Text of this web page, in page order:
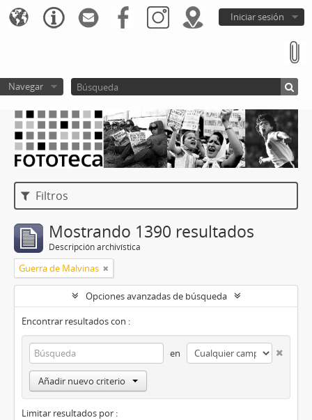
Iniciar sesión
Navegar
Filtros
Mostrando 1390 resultados
Descripción archivística
Guerra de Malvinas
Opciones avanzadas de búsqueda
Encontrar resultados con :
en
Añadir nuevo criterio
Limitar resultados por :